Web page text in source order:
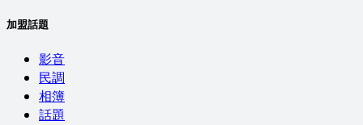
加盟話題
影音
民調
相簿
話題